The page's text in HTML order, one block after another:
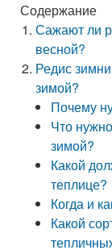
Содержание
Сажают ли
весной?
Редис
зимой?
Почему
Что
зимой?
Какой
теплице?
Когда и
Какой